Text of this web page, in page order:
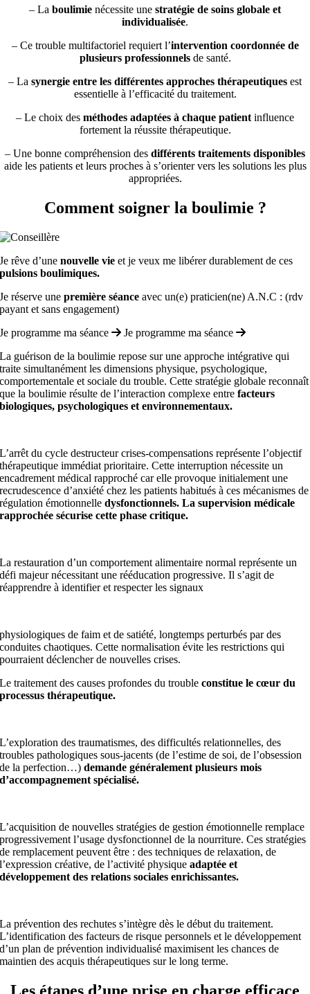
– La boulimie nécessite une stratégie de soins globale et
individualisée.
– Ce trouble multifactoriel requiert l’intervention coordonnée de
plusieurs professionnelsde santé.
– La synergie entre les différentes approches thérapeutiques est
essentielle à l’efficacité du traitement.
– Le choix des méthodes adaptées à chaque patient influence
fortement la réussite thérapeutique.
– Une bonne compréhension des différents traitements disponibles
aide les patients et leurs proches à s’orienter vers les solutions les plus
appropriées.
Comment soigner la boulimie ?
Je rêve d’unenouvelle vie et je veux me libérer durablement de ces
pulsions boulimiques.
Je réserve unepremière séance avec un(e) praticien(ne) A.N.C : (rdv
payant et sans engagement)
Je programme ma séance
Je programme ma séance
La guérison de la boulimie repose sur une approche intégrative qui
traite simultanément les dimensions physique, psychologique,
comportementale et sociale du trouble. Cette stratégie globale reconnaît
que la boulimie résulte de l’interaction complexe entrefacteurs
biologiques, psychologiques et environnementaux.
L’arrêt du cycle destructeur crises-compensations représente l’objectif
thérapeutique immédiat prioritaire. Cette interruption nécessite un
encadrement médical rapproché car elle provoque initialement une
recrudescence d’anxiété chez les patients habitués à ces mécanismes de
régulation émotionnelledysfonctionnels. La supervision médicale
rapprochée sécurise cette phase critique.
La restauration d’un comportement alimentaire normal représente un
défi majeur nécessitant une rééducation progressive. Il s’agit de
réapprendre à identifier et respecter les signaux
physiologiques de faim et de satiété, longtemps perturbés par des
conduites chaotiques. Cette normalisation évite les restrictions qui
pourraient déclencher de nouvelles crises.
Le traitement des causes profondes du troubleconstitue le cœur du
processus thérapeutique.
L’exploration des traumatismes, des difficultés relationnelles, des
troubles pathologiques sous-jacents (de l’estime de soi, de l’obsession
de la perfection…)demande généralement plusieurs mois
d’accompagnement spécialisé.
L’acquisition de nouvelles stratégies de gestion émotionnelle remplace
progressivement l’usage dysfonctionnel de la nourriture. Ces stratégies
de remplacement peuvent être : des techniques de relaxation, de
l’expression créative, de l’activité physiqueadaptée et
développement des relations sociales enrichissantes.
La prévention des rechutes s’intègre dès le début du traitement.
L’identification des facteurs de risque personnels et le développement
d’un plan de prévention individualisé maximisent les chances de
maintien des acquis thérapeutiques sur le long terme.
Les étapes d’une prise en charge efficace